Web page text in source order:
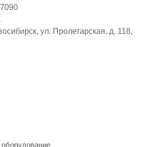
ул. Пролетарская, д. 118,